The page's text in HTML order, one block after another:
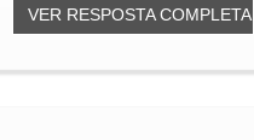
VER RESPOSTA COMPLETA